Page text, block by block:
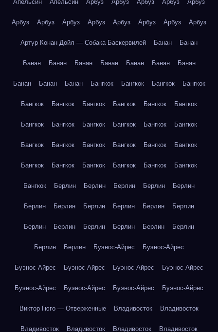
Апельсин Апельсин Арбуз Арбуз Арбуз Арбуз Арбуз
Арбуз Арбуз Арбуз Арбуз Арбуз Арбуз Арбуз Арбуз
Артур Конан Дойл — Собака Баскервилей Банан Банан
Банан Банан Банан Банан Банан Банан Банан
Банан Банан Банан Бангкок Бангкок Бангкок Бангкок
Бангкок Бангкок Бангкок Бангкок Бангкок Бангкок
Бангкок Бангкок Бангкок Бангкок Бангкок Бангкок
Бангкок Бангкок Бангкок Бангкок Бангкок Бангкок
Бангкок Бангкок Бангкок Бангкок Бангкок Бангкок
Бангкок Берлин Берлин Берлин Берлин Берлин
Берлин Берлин Берлин Берлин Берлин Берлин
Берлин Берлин Берлин Берлин Берлин Берлин
Берлин Берлин Буэнос-Айрес Буэнос-Айрес
Буэнос-Айрес Буэнос-Айрес Буэнос-Айрес Буэнос-Айрес
Буэнос-Айрес Буэнос-Айрес Буэнос-Айрес Буэнос-Айрес
Виктор Гюго — Отверженные Владивосток Владивосток
Владивосток Владивосток Владивосток Владивосток